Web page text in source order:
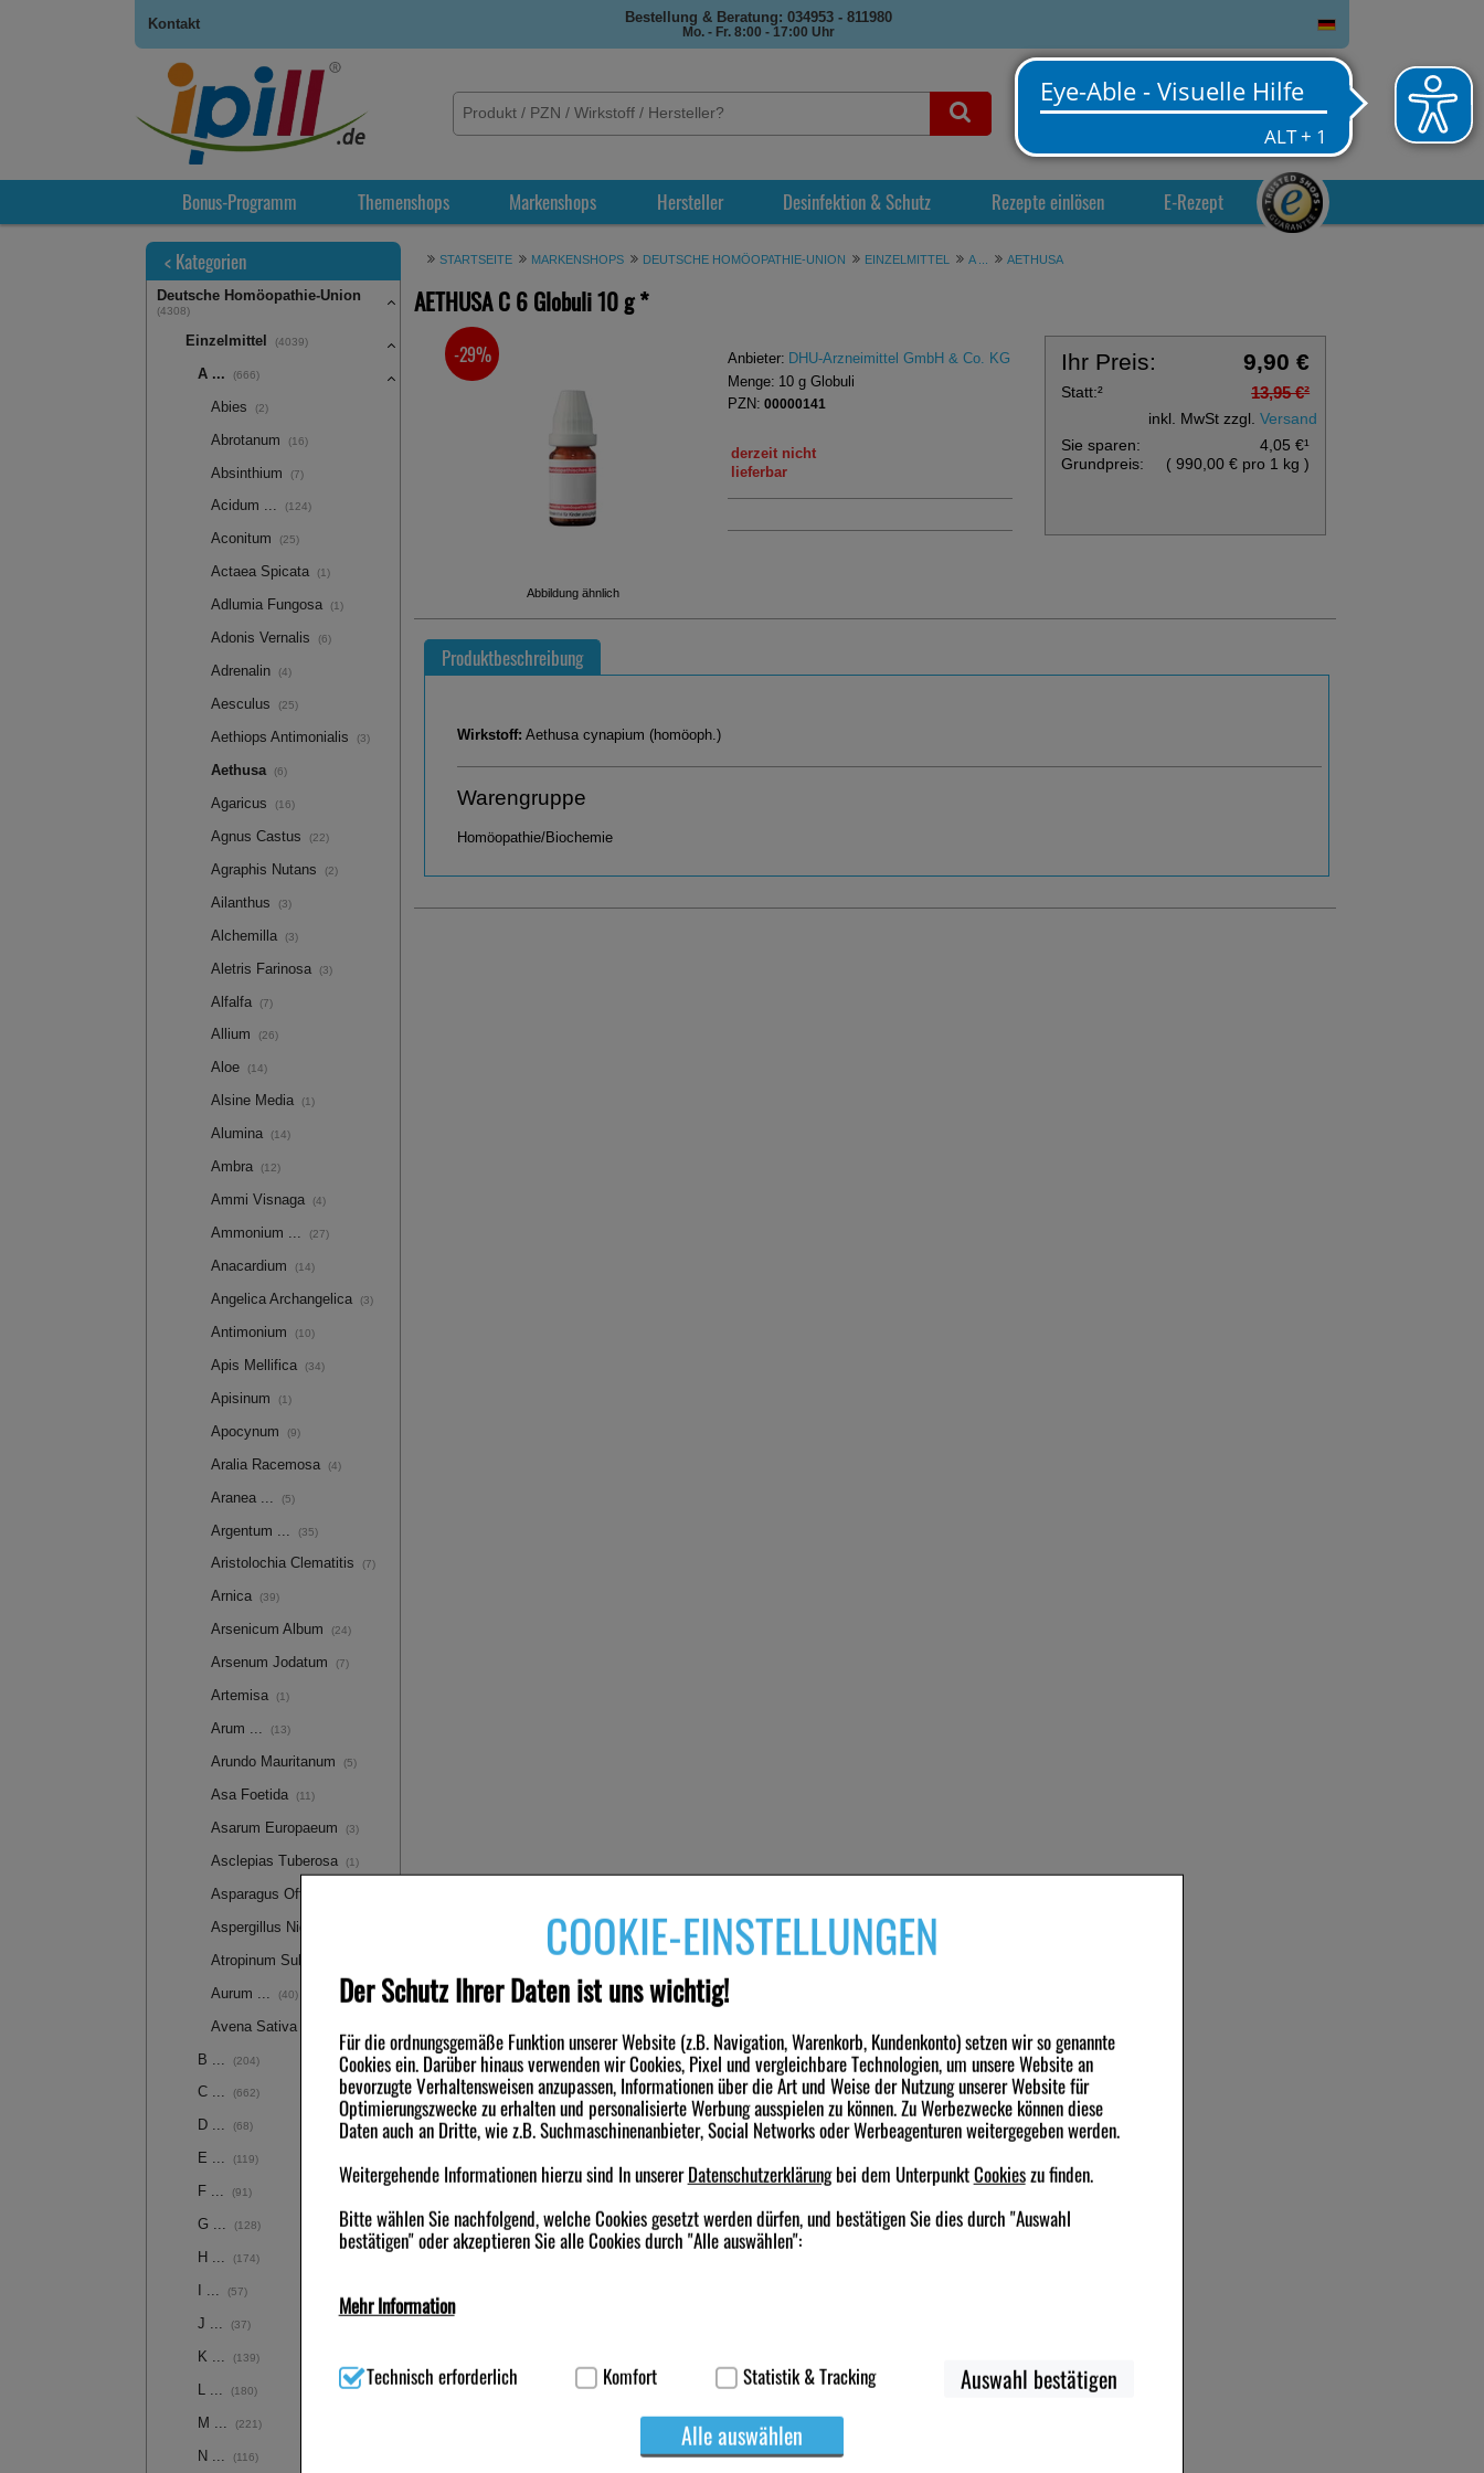
COOKIE-EINSTELLUNGEN
Der Schutz Ihrer Daten ist uns wichtig!
Für die ordnungsgemäße Funktion unserer Website (z.B. Navigation, Warenkorb, Kundenkonto) setzen wir so genannte
Cookies ein. Darüber hinaus verwenden wir Cookies, Pixel und vergleichbare Technologien, um unsere Website an
bevorzugte Verhaltensweisen anzupassen, Informationen über die Art und Weise der Nutzung unserer Website für
Optimierungszwecke zu erhalten und personalisierte Werbung ausspielen zu können. Zu Werbezwecke können diese
Daten auch an Dritte, wie z.B. Suchmaschinenanbieter, Social Networks oder Werbeagenturen weitergegeben werden.
Weitergehende Informationen hierzu sind In unsererDatenschutzerklärungbei dem UnterpunktCookieszu finden.
Bitte wählen Sie nachfolgend, welche Cookies gesetzt werden dürfen, und bestätigen Sie dies durch "Auswahl
bestätigen" oder akzeptieren Sie alle Cookies durch "Alle auswählen":
Mehr Information
(z.B. Navigation, Warenkorb, Kundenkonto), weshalb auf diese nicht verzichtet werden kann.
Diese Cookies werden genutzt um das Einkaufserlebnis noch ansprechender zu gestalten, beispielsweise für die
Wiedererkennung des Besuchers oder unsere Seite an bevorzugte Verhaltensweisen (z.B. Spracheinstellung) anzupassen.
Komfort-Cookies ermöglichen es uns auch auf Ihre Bedürfnisse zugeschrittene Inhalte anzuzeigen und unser
Technisch erforderlich Komfort Statistik & Tracking
Auswahl bestätigen
Alle auswählen
0
Warenkorb
Kontakt Bestellung & Beratung: 034953 - 811980
Mo. - Fr. 8:00 - 17:00 Uhr
Bonus-Programm Themenshops Markenshops Hersteller Desinfektion & Schutz Rezepte einlösen E-Rezept
STARTSEITE MARKENSHOPS DEUTSCHE HOMÖOPATHIE-UNION EINZELMITTEL A ... AETHUSA
AETHUSA C 6 Globuli10 g*
Abbildung ähnlich
SIE SPAREN
-29% Anbieter: DHU-Arzneimittel GmbH & Co. KG
Menge: 10g Globuli
PZN: 00000141
derzeit nicht
lieferbar
Ihr Preis: 9,90 €
Statt:² 13,95 €²
inkl. MwSt zzgl.Versand
Sie sparen:
4,05 €¹
Grundpreis:
( 990,00 € pro 1 kg)
Produktbeschreibung
Wirkstoff: Aethusa cynapium (homöoph.)
Warengruppe
Homöopathie/Biochemie
< Kategorien
Deutsche Homöopathie-Union
(4308)
Einzelmittel (4039)
A ... (666)
Abies (2)
Abrotanum (16)
Absinthium (7)
Acidum ... (124)
Aconitum (25)
Actaea Spicata (1)
Adlumia Fungosa (1)
Adonis Vernalis (6)
Adrenalin (4)
Aesculus (25)
Aethiops Antimonialis (3)
Aethusa (6)
Agaricus (16)
Agnus Castus (22)
Agraphis Nutans (2)
Ailanthus (3)
Alchemilla (3)
Aletris Farinosa (3)
Alfalfa (7)
Allium (26)
Aloe (14)
Alsine Media (1)
Alumina (14)
Ambra (12)
Ammi Visnaga (4)
Ammonium ... (27)
Anacardium (14)
Angelica Archangelica (3)
Antimonium (10)
Apis Mellifica (34)
Apisinum (1)
Apocynum (9)
Aralia Racemosa (4)
Aranea ... (5)
Argentum ... (35)
Aristolochia Clematitis (7)
Arnica (39)
Arsenicum Album (24)
Arsenum Jodatum (7)
Artemisa (1)
Arum ... (13)
Arundo Mauritanum (5)
Asa Foetida (11)
Asarum Europaeum (3)
Asclepias Tuberosa (1)
Asparagus Officinalis
Aspergillus Niger
Atropinum Sulforicum
Aurum ... (40)
Avena Sativa
B ... (204)
C ... (662)
D ... (68)
E ... (119)
F ... (91)
G ... (128)
H ... (174)
I ... (57)
J ... (37)
K ... (139)
(180)
M ... (221)
N ... (116)